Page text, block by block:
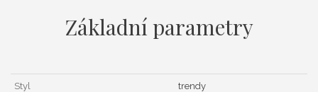
Základní parametry
Styl trendy